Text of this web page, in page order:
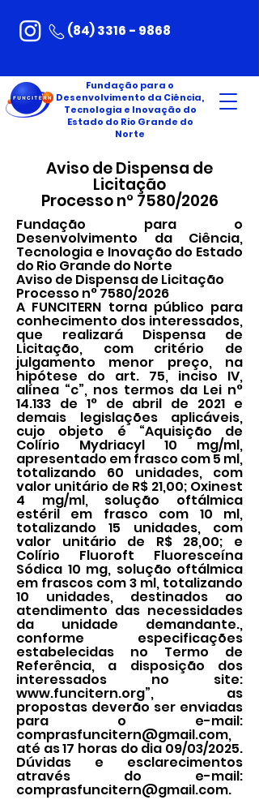
(84) 3316 - 9868
Fundação para o
Desenvolvimento da Ciência,
Tecnologia e Inovação do
Estado do Rio Grande do
Norte
Aviso de Dispensa de
Licitação
Processo n° 7580/2026
Fundação para o
Desenvolvimento da Ciência,
Tecnologia e Inovação do Estado
do Rio Grande do Norte
Aviso de Dispensa de Licitação
Processo n° 7580/2026
A FUNCITERN torna público para
conhecimento dos interessados,
que realizará Dispensa de
Licitação, com critério de
julgamento menor preço, na
hipótese do art. 75, inciso IV,
alínea “c”, nos termos da Lei n°
14.133 de 1° de abril de 2021 e
demais legislações aplicáveis,
cujo objeto é “Aquisição de
Colírio Mydriacyl 10 mg/ml,
apresentado em frasco com 5 ml,
totalizando 60 unidades, com
valor unitário de R$ 21,00; Oxinest
4 mg/ml, solução oftálmica
estéril em frasco com 10 ml,
totalizando 15 unidades, com
valor unitário de R$ 28,00; e
Colírio Fluoroft Fluoresceína
Sódica 10 mg, solução oftálmica
em frascos com 3 ml, totalizando
10 unidades, destinados ao
atendimento das necessidades
da unidade demandante.,
conforme especificações
estabelecidas no Termo de
Referência, a disposição dos
interessados no site:
www.funcitern.org”, as
propostas deverão ser enviadas
para o e-mail:
comprasfuncitern@gmail.com,
até as 17 horas do dia 09/03/2025.
Dúvidas e esclarecimentos
através do e-mail:
comprasfuncitern@gmail.com.